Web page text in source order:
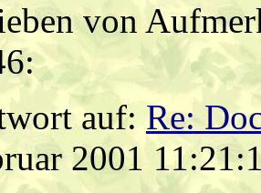
von
auf: Re:
2001